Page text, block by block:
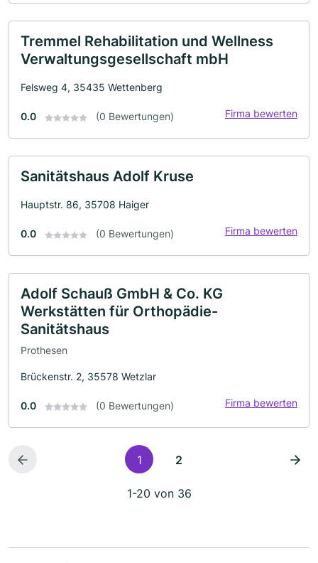
Tremmel Rehabilitation und Wellness
Verwaltungsgesellschaft mbH
Felsweg 4, 35435 Wettenberg
0.0 (0 Bewertungen) Firma bewerten
Sanitätshaus Adolf Kruse
Hauptstr. 86, 35708 Haiger
0.0 (0 Bewertungen) Firma bewerten
Adolf Schauß GmbH & Co. KG
Werkstätten für Orthopädie-
Sanitätshaus
Prothesen
Brückenstr. 2, 35578 Wetzlar
0.0 (0 Bewertungen) Firma bewerten
1 2
1-20 von 36